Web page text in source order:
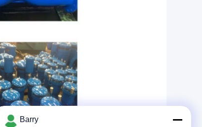
Barry